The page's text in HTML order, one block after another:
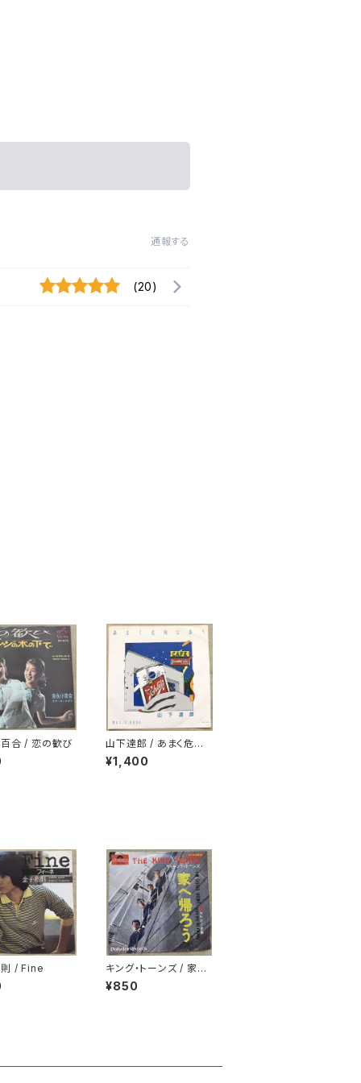
通報する
(20)
合 / 恋の歓び
山下達郎 / あまく危険
な香り
¥1,400
/ Fine
キング・トーンズ / 家へ
帰ろう
¥850